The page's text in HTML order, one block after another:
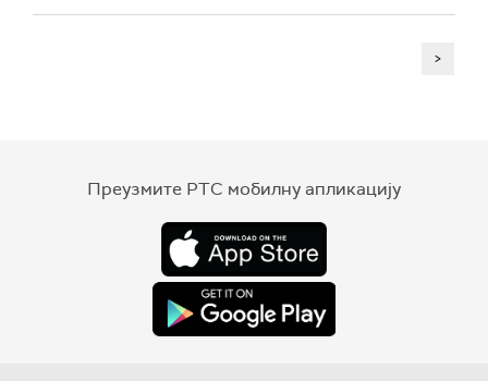
>
Преузмите РТС мобилну апликацију